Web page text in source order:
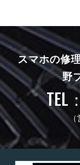
スマホの修
野
TEL
（